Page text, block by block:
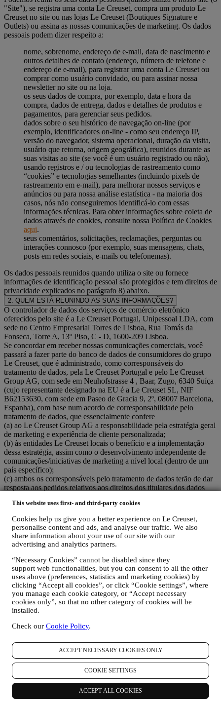
This website uses first- and third-party cookies
Cookies help us give you a better experience on Le Creuset,
personalise content and ads, and analyse our traffic. We also
share information about your use of our site with our
advertising and analytics partners.
“Necessary Cookies” cannot be disabled since they
support web functionalities, but you can consent to all the other
uses above (preferences, statistics and marketing cookies) by
clicking “Accept all cookies”, or click “Cookie settings”, where
you manage each cookie category, or “Accept necessary
cookies only”, so that no other category of cookies will be
installed.
Check our Cookie Policy.
ACCEPT NECESSARY COOKIES ONLY
COOKIE SETTINGS
ACCEPT ALL COOKIES
"Site"), se registra uma conta Le Creuset, compra um produto Le
Creuset no site ou nas lojas Le Creuset (Boutiques Signature e
Outlets) ou assina as nossas comunicações de marketing. Os dados
pessoais podem dizer respeito a:
nome, sobrenome, endereço de e-mail, data de nascimento e
outros detalhes de contato (endereço, número de telefone e
endereço de e-mail), para registrar uma conta Le Creuset ou
comprar como usuário convidado, ou para assinar nossa
newsletter no site ou na loja.
os seus dados de compra, por exemplo, data e hora da
compra, dados de entrega, dados e detalhes de produtos e
pagamentos, para gerenciar seus pedidos.
dados sobre o seu histórico de navegação on-line (por
exemplo, identificadores on-line - como seu endereço IP,
versão do navegador, sistema operacional, duração da visita,
usuário que retorna, origem geográfica), reunidos durante as
suas visitas ao site (se você é um usuário registrado ou não),
usando registros e / ou tecnologias de rastreamento como
“cookies” e tecnologias semelhantes (incluindo pixels de
rastreamento em e-mail), para melhorar nossos serviços e
anúncios ou para nossa análise estatística - na maioria dos
casos, nós não conseguiremos identificá-lo com essas
informações técnicas. Para obter informações sobre coleta de
dados através de cookies, consulte nossa Política de Cookies
aqui.
seus comentários, solicitações, reclamações, perguntas ou
interações connosco (por exemplo, suas mensagens, chats,
posts em redes sociais, e-mails ou telefonemas).
Os dados pessoais reunidos quando utiliza o site ou fornece
informações de identificação pessoal são protegidos e tem direitos de
privacidade explicados no parágrafo 8) abaixo.
2. QUEM ESTÁ REUNINDO AS SUAS INFORMAÇÕES?
O controlador de dados dos serviços de comércio eletrônico
oferecidos pelo site é a Le Creuset Portugal, Unipessoal LDA, com
sede no Centro Empresarial Torres de Lisboa, Rua Tomás da
Fonseca, Torre A, 13º Piso, C - D, 1600-209 Lisboa.
Se concordar em receber nossas comunicações comerciais, você
passará a fazer parte do banco de dados de consumidores do grupo
Le Creuset, que é administrado, como corresponsáveis do
tratamento de dados, pela Le Creuset Portugal e pelo Le Creuset
Group AG, com sede em Neuhofstrasse 4 , Baar, Zugo, 6340 Suíça
(cujo representante designado na EU é a Le Creuset SL, NIF
B62153630, com sede em Paseo de Gracia 9, 2º, 08007 Barcelona,
Espanha), com base num acordo de corresponsabilidade pelo
tratamento de dados, que essencialmente confere
(a) ao Le Creuset Group AG a responsabilidade pela estratégia geral
de marketing e experiência de cliente personalizada;
(b) às entidades Le Creuset locais o benefício e a implementação
dessa estratégia, assim como o desenvolvimento independente de
comunicações/iniciativas de marketing a nível local (dentro de um
país específico);
(c) ambos os corresponsáveis pelo tratamento de dados terão de dar
resposta aos pedidos relativos aos direitos dos titulares dos dados
3. POR QUE REUNIMOS ESTA INFORMAÇÃO?
Podemos processar os seus dados para os seguintes fins:
PARA AS NOSSAS OBRIGAÇÕES LEGAIS. Podemos ter
que processar alguns dados sobre si para cumprir nossas
obrigações legais e outras decorrentes de instruções recebidas
das autoridades.
PARA CRIAR UMA CONTA LE CREUSET. Usaremos os
seus dados para criar uma conta Le Creuset que lhe dará
acesso a uma série de vantagens dedicadas a usuários
registrados, para aproveitar melhor os nossos serviços, como
check-out mais rápido, guardar vários endereços de entrega,
visualizar e acompanhar pedidos. Esta atividade de
estes depois de se tornar titular de uma conta Le Creuset.
NOSSOS PRODUTOS, SERVIÇOS E ASSISTÊNCIA.
Usaremos os seus dados para gerir o nosso relacionamento
contratual consigo, as suas compras de produtos no sitee/ou
nas nossas lojas Le Creuset, do seu uso do site, qualquer
assistência pós-venda subsequente ou a sua participação nos
nossos concursos. Podemos ter que processar alguns dados
sobre si para fins administrativos relacionados com o nosso